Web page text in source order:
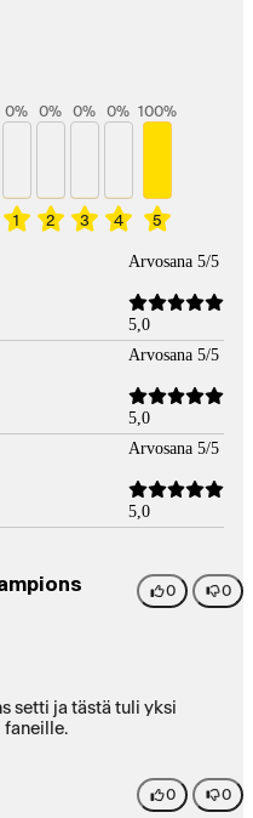
1
0%
2
0%
3
0%
4
0%
5
100%
Arvosana 5/5
5,0
Arvosana 5/5
5,0
Arvosana 5/5
5,0
0 0
setti ja tästä tuli yksi
faneille.
0 0